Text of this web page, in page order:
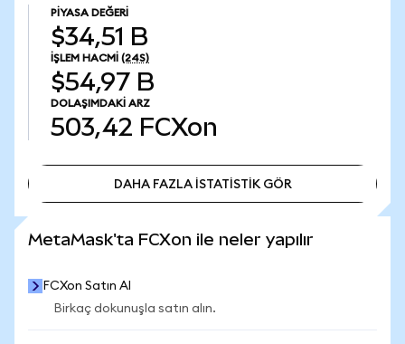
PIYASA DEĞERI
$34,51 B
İŞLEM HACMI (24S)
$54,97 B
DOLAŞIMDAKI ARZ
503,42 FCXon
DAHA FAZLA İSTATİSTİK GÖR
MetaMask'ta FCXon ile neler yapılır
FCXon Satın Al
Birkaç dokunuşla satın alın.